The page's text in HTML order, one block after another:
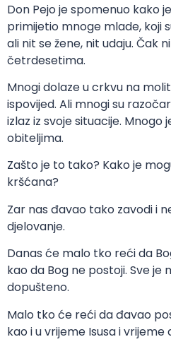
Don Pejo je spomenuo kako
primijetio mnoge mlade, koji
ali nit se žene, nit udaju. Čak
četrdesetima.
Mnogi dolaze u crkvu na
ispovijed. Ali mnogi su
izlaz iz svoje situacije. Mnogo
obiteljima.
Zašto je to tako? Kako je
kršćana?
Zar nas đavao tako zavodi i
djelovanje.
Danas će malo tko reći da
kao da Bog ne postoji. Sve je
dopušteno.
Malo tko će reći da đavao
kao i u vrijeme Isusa i vrijeme